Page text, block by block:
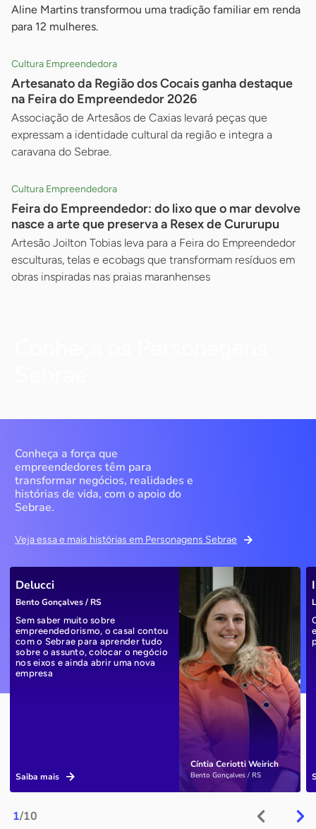
Aline Martins transformou uma tradição familiar em renda
para 12 mulheres.
Cultura Empreendedora
Artesanato da Região dos Cocais ganha destaque
na Feira do Empreendedor 2026
Associação de Artesãos de Caxias levará peças que
expressam a identidade cultural da região e integra a
caravana do Sebrae.
Cultura Empreendedora
Feira do Empreendedor: do lixo que o mar devolve
nasce a arte que preserva a Resex de Cururupu
Artesão Joilton Tobias leva para a Feira do Empreendedor
esculturas, telas e ecobags que transformam resíduos em
obras inspiradas nas praias maranhenses
Conheça a força que
empreendedores têm para
transformar negócios, realidades e
histórias de vida, com o apoio do
Sebrae.
Veja essa e mais histórias em Personagens Sebrae
1/10
Cíntia Ceriotti Weirich
Bento Gonçalves / RS
Delucci
Bento Gonçalves / RS
Sem saber muito sobre
empreendedorismo, o casal contou
com o Sebrae para aprender tudo
sobre o assunto, colocar o negócio
nos eixos e ainda abrir uma nova
empresa
Saiba mais